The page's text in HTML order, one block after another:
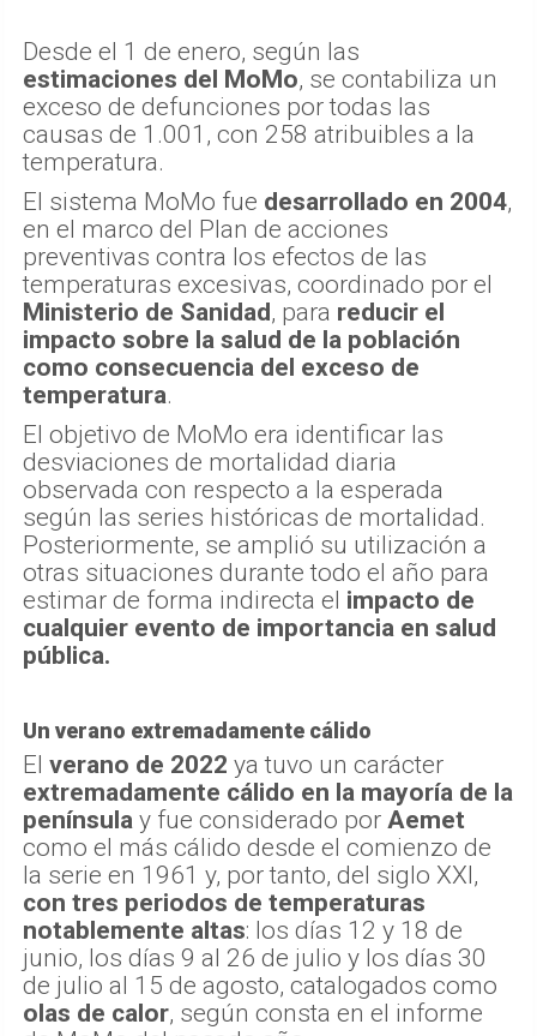
Desde el 1 de enero, según las
estimaciones del MoMo, se contabiliza un
exceso de defunciones por todas las
causas de 1.001, con 258 atribuibles a la
temperatura.
El sistema MoMo fue desarrollado en 2004,
en el marco del Plan de acciones
preventivas contra los efectos de las
temperaturas excesivas, coordinado por el
Ministerio de Sanidad, para reducir el
impacto sobre la salud de la población
como consecuencia del exceso de
temperatura.
El objetivo de MoMo era identificar las
desviaciones de mortalidad diaria
observada con respecto a la esperada
según las series históricas de mortalidad.
Posteriormente, se amplió su utilización a
otras situaciones durante todo el año para
estimar de forma indirecta el impacto de
cualquier evento de importancia en salud
pública.
Un verano extremadamente cálido
El verano de 2022 ya tuvo un carácter
extremadamente cálido en la mayoría de la
península y fue considerado por Aemet
como el más cálido desde el comienzo de
la serie en 1961 y, por tanto, del siglo XXI,
con tres periodos de temperaturas
notablemente altas: los días 12 y 18 de
junio, los días 9 al 26 de julio y los días 30
de julio al 15 de agosto, catalogados como
olas de calor, según consta en el informe